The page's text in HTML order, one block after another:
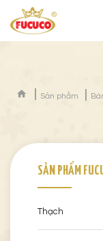
Sản phẩm
SẢN PHẨM
Thạch